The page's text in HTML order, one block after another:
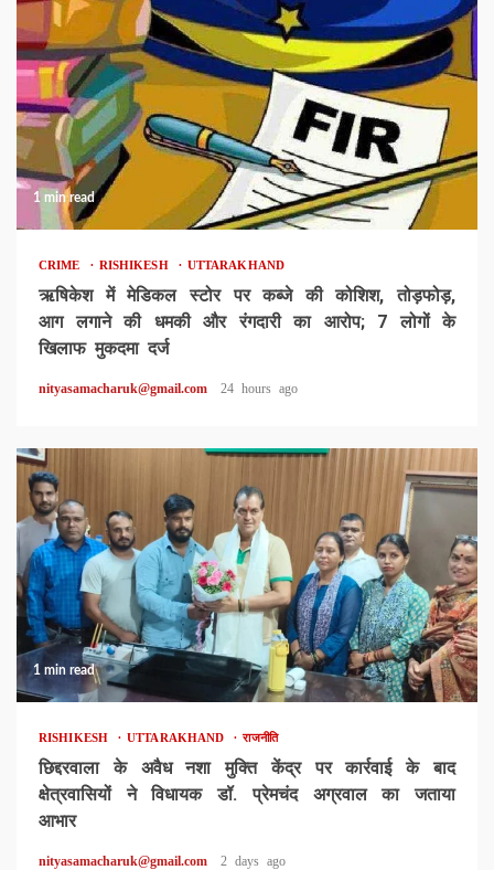
1 min read
CRIME RISHIKESH UTTARAKHAND
ऋषिकेश में मेडिकल स्टोर पर कब्जे की कोशिश, तोड़फोड़,
आग लगाने की धमकी और रंगदारी का आरोप; 7 लोगों के
खिलाफ मुकदमा दर्ज
nityasamacharuk@gmail.com 24 hours ago
1 min read
RISHIKESH UTTARAKHAND राजनीति
छिद्दरवाला के अवैध नशा मुक्ति केंद्र पर कार्रवाई के बाद
क्षेत्रवासियों ने विधायक डॉ. प्रेमचंद अग्रवाल का जताया
आभार
nityasamacharuk@gmail.com 2 days ago